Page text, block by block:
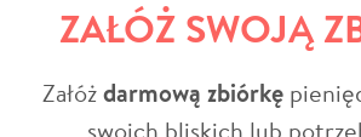
ZAŁÓŻ SWOJĄ
Załóżdarmową zbiórkę
swoich bliskich lub